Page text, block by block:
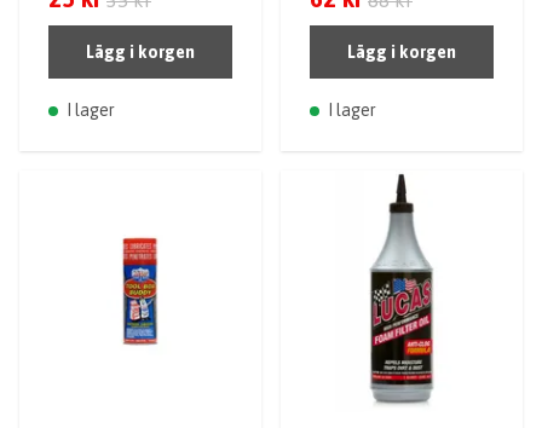
Lägg i korgen
I lager
Lägg i korgen
I lager